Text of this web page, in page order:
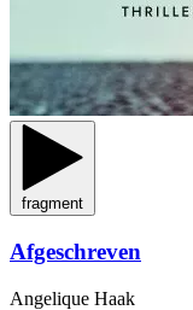
fragment
Afgeschreven
Angelique Haak